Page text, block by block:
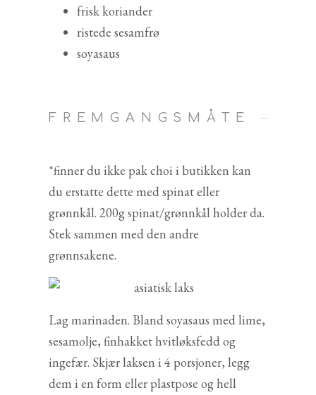
frisk koriander
ristede sesamfrø
soyasaus
FREMGANGSMÅTE
*finner du ikke pak choi i butikken kan
du erstatte dette med spinat eller
grønnkål. 200g spinat/grønnkål holder da.
Stek sammen med den andre
grønnsakene.
Lag marinaden. Bland soyasaus med lime,
sesamolje, finhakket hvitløksfedd og
ingefær. Skjær laksen i 4 porsjoner, legg
dem i en form eller plastpose og hell